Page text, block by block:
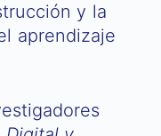
y la
aprendizaje